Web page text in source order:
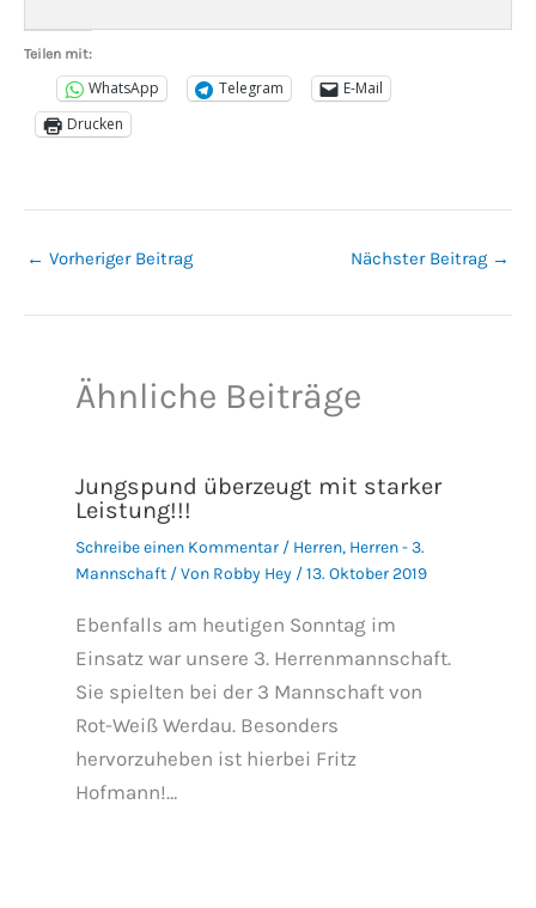
Teilen mit:
WhatsApp Telegram
E-Mail
Drucken
← Vorheriger Beitrag Nächster Beitrag →
Ähnliche Beiträge
Jungspund überzeugt mit starker
Leistung!!!
Schreibe einen Kommentar / Herren, Herren - 3.
Mannschaft/ Von Robby Hey /13. Oktober 2019
Ebenfalls am heutigen Sonntag im
Einsatz war unsere 3. Herrenmannschaft.
Sie spielten bei der 3 Mannschaft von
Rot-Weiß Werdau. Besonders
hervorzuheben ist hierbei Fritz
Hofmann!…